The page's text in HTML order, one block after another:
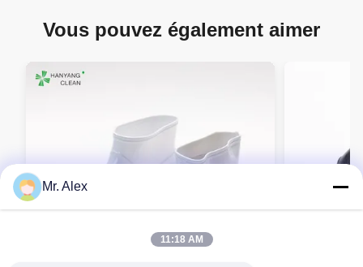
Vous pouvez également aimer
Mr. Alex
11:18 AM